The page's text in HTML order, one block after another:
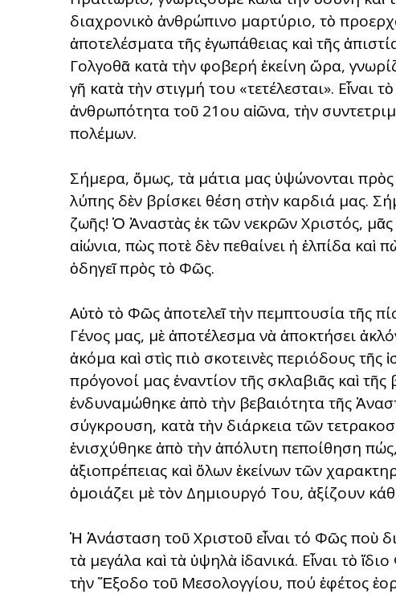
διαχρονικὸ ἀνθρώπινο μαρτύριο, τὸ
ἀποτελέσματα τῆς ἐγωπάθειας καὶ τῆς
Γολγοθᾶ κατὰ τὴν φοβερή ἐκείνη ὥρα,
γῆ κατὰ τὴν στιγμή του «τετέλεσται». Εἶναι
ἀνθρωπότητα τοῦ 21ου αἰῶνα, τὴν
πολέμων.
Σήμερα, ὅμως, τὰ μάτια μας ὑψώνονται
λύπης δὲν βρίσκει θέση στὴν καρδιά μας.
ζωῆς! Ὁ Ἀναστὰς ἐκ τῶν νεκρῶν Χριστός,
αἰώνια, πὼς ποτὲ δὲν πεθαίνει ἡ ἐλπίδα
ὁδηγεῖ πρὸς τὸ Φῶς.
Αὐτὸ τὸ Φῶς ἀποτελεῖ τὴν πεμπτουσία τῆς
Γένος μας, μὲ ἀποτέλεσμα νὰ ἀποκτήσει
ἀκόμα καὶ στὶς πιὸ σκοτεινὲς περιόδους
πρόγονοί μας ἐναντίον τῆς σκλαβιᾶς καὶ
ἐνδυναμώθηκε ἀπὸ τὴν βεβαιότητα τῆς
σύγκρουση, κατὰ τὴν διάρκεια τῶν
ἐνισχύθηκε ἀπὸ τὴν ἀπόλυτη πεποίθηση
ἀξιοπρέπειας καὶ ὅλων ἐκείνων τῶν
ὁμοιάζει μὲ τὸν Δημιουργό Του, ἀξίζουν
Ἡ Ἀνάσταση τοῦ Χριστοῦ εἶναι τό Φῶς ποὺ
τὰ μεγάλα καὶ τὰ ὑψηλὰ ἰδανικά. Εἶναι τὸ
τὴν Ἔξοδο τοῦ Μεσολογγίου, πού ἐφέτος